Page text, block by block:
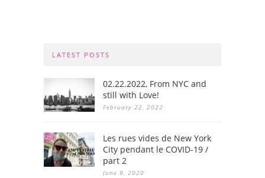
LATEST POSTS
02.22.2022, From NYC and
still with Love!
February 22, 2022
Les rues vides de New York
City pendant le COVID-19 /
part 2
June 9, 2020